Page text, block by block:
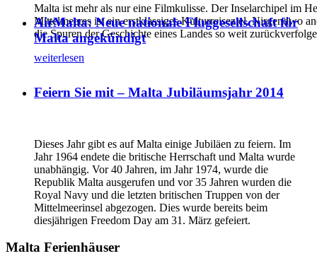
Malta ist mehr als nur eine Filmkulisse. Der Inselarchipel im
Mittelmeeres ist ein erstklassiges Kulturreiseziel. Nirgendwo
die Spuren der Geschichte eines Landes so weit
weiterlesen
AirMalta: Neue nationale Fluggesellschaft für
Malta angekündigt
Feiern Sie mit – Malta Jubiläumsjahr 2014
Dieses Jahr gibt es auf Malta einige Jubiläen zu feiern. Im
Jahr 1964 endete die britische Herrschaft und Malta wurde
unabhängig. Vor 40 Jahren, im Jahr 1974, wurde die
Republik Malta ausgerufen und vor 35 Jahren wurden die
Royal Navy und die letzten britischen Truppen von der
Mittelmeerinsel abgezogen. Dies wurde bereits beim
diesjährigen Freedom Day am 31. März gefeiert.
Malta Ferienhäuser